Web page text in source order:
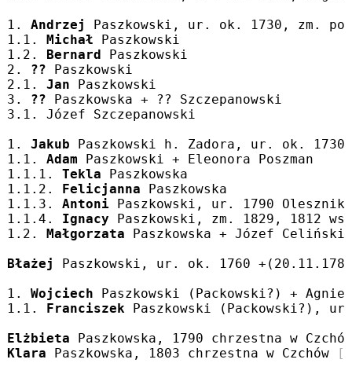
1. Andrzej
Paszkowski, ur. ok. 1730, zm. po
1.1. Michał Paszkowski
1.2. Bernard Paszkowski
2. ?? Paszkowski
2.1. Jan Paszkowski
3. ?? Paszkowska + ?? Szczepanowski
3.1. Józef Szczepanowski
1. Jakub Paszkowski h. Zadora, ur. ok.
1.1. Adam Paszkowski + Eleonora Poszman
1.1.1. Tekla Paszkowska
1.1.2. Felicjanna Paszkowska
1.1.3. Antoni Paszkowski, ur. 1790 Olesznik,
1.1.4. Ignacy Paszkowski, zm. 1829, 1812
1.2. Małgorzata Paszkowska + Józef Celiński
Błażej
Paszkowski, ur. ok. 1760
1. Wojciech Paszkowski (Packowski?) +
1.1. Franciszek Paszkowski (Packowski?),
Elżbieta Paszkowska, 1790 chrzestna w
Klara Paszkowska, 1803 chrzestna w Czchów